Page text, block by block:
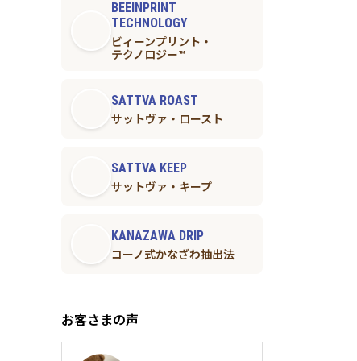
BEEINPRINT
TECHNOLOGY
ビィーンプリント・
テクノロジー™︎
SATTVA ROAST
サットヴァ・ロースト
SATTVA KEEP
サットヴァ・キープ
KANAZAWA DRIP
コーノ式かなざわ抽出法
お客さまの声